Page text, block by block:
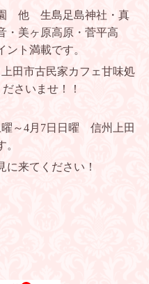
他 生島足島神社・真
・美ヶ原高原・菅平高
ト満載です。
田市古民家カフェ甘味処
さいませ！！
～4月7日日曜 信州上田
に来てください！